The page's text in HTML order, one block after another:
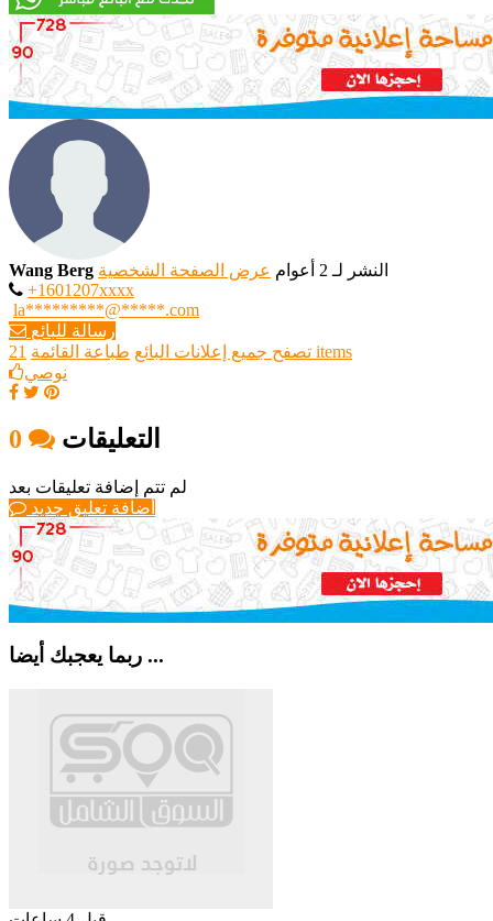
Wang Berg النشر لـ 2 أعوام
عرض الصفحة الشخصية
+1601207xxxx
la*********@*****.com
رسالة للبائع
تصفح جميع إعلانات البائع طباعة القائمة
21 items
نوصي
التعليقات
لم تتم إضافة تعليقات بعد
أضافة تعليق جديد
ربما يعجبك أيضا ...